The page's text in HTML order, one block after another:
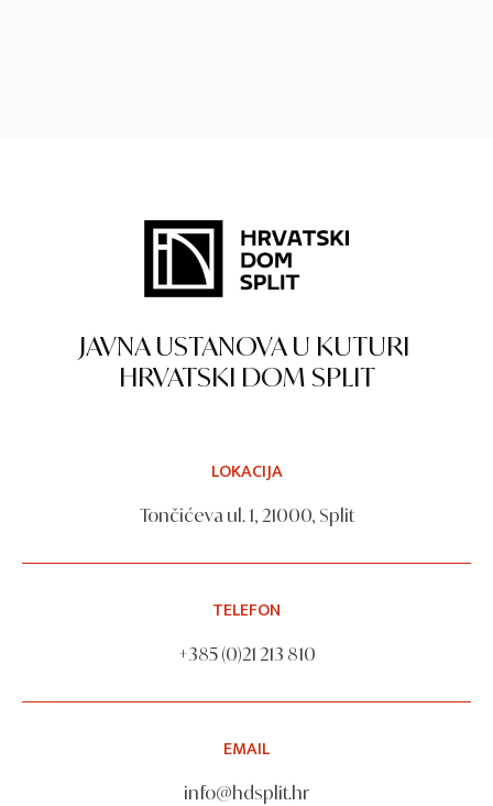
JAVNA USTANOVA U KUTURI
HRVATSKI DOM SPLIT
LOKACIJA
Tončićeva ul. 1, 21000, Split
TELEFON
+385 (0)21 213 810
EMAIL
info@hdsplit.hr